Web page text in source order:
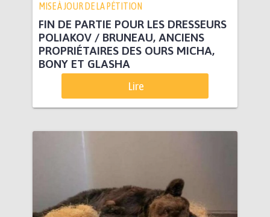
MISE À JOUR DE LA PÉTITION
FIN DE PARTIE POUR LES DRESSEURS
POLIAKOV / BRUNEAU, ANCIENS
PROPRIÉTAIRES DES OURS MICHA,
BONY ET GLASHA
Lire